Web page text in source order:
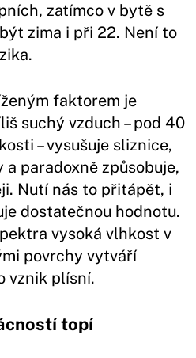
zatímco v bytě s
zima i při 22. Není to
faktorem je
suchý vzduch – pod 40
– vysušuje sliznice,
paradoxně způsobuje,
Nutí nás to přitápět, i
dostatečnou hodnotu.
vysoká vlhkost v
povrchy vytváří
vznik plísní.
topí